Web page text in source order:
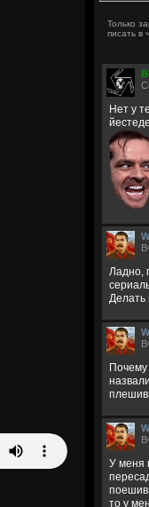
Только
писать в
Нет у
Ладно,
Делать
У меня
то у